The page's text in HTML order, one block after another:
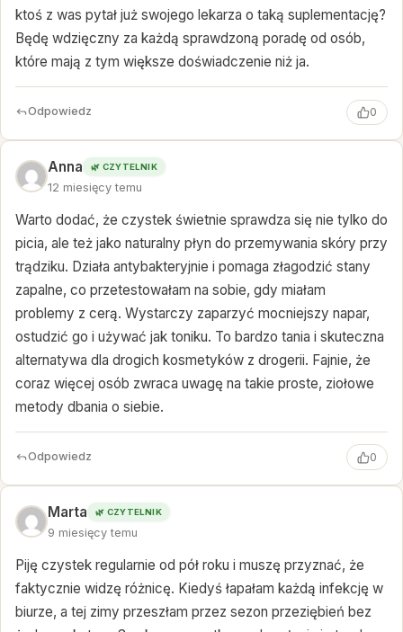
ktoś z was pytał już swojego lekarza o taką suplementację?
Będę wdzięczny za każdą sprawdzoną poradę od osób,
które mają z tym większe doświadczenie niż ja.
Odpowiedz 0
Anna 🌿 CZYTELNIK
12 miesięcy temu
Warto dodać, że czystek świetnie sprawdza się nie tylko do
picia, ale też jako naturalny płyn do przemywania skóry przy
trądziku. Działa antybakteryjnie i pomaga złagodzić stany
zapalne, co przetestowałam na sobie, gdy miałam
problemy z cerą. Wystarczy zaparzyć mocniejszy napar,
ostudzić go i używać jak toniku. To bardzo tania i skuteczna
alternatywa dla drogich kosmetyków z drogerii. Fajnie, że
coraz więcej osób zwraca uwagę na takie proste, ziołowe
metody dbania o siebie.
Odpowiedz 0
Marta 🌿 CZYTELNIK
9 miesięcy temu
Piję czystek regularnie od pół roku i muszę przyznać, że
faktycznie widzę różnicę. Kiedyś łapałam każdą infekcję w
biurze, a tej zimy przeszłam przez sezon przeziębień bez